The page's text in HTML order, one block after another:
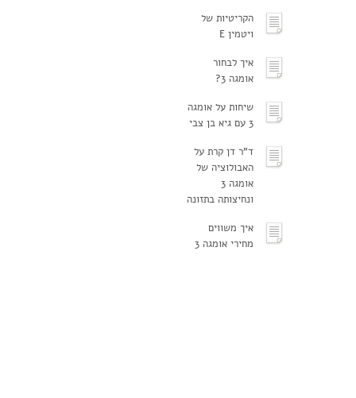
הקריטיות של
ויטמין E
איך לבחור
אומגה 3?
שיחות על אומגה
3 עם גיא בן צבי
ד"ר דן קרת על
האבולוציה של
אומגה 3
ונחיצותה בתזונה
איך משווים
מחירי אומגה 3